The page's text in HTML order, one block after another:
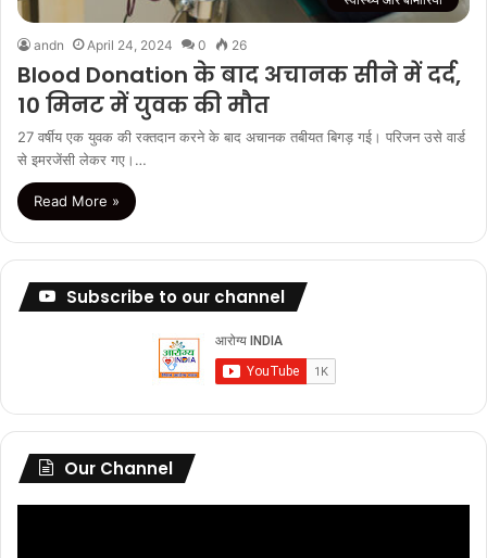
andn April 24, 2024 0 26
Blood Donation के बाद अचानक सीने में दर्द,
10 मिनट में युवक की मौत
27 वर्षीय एक युवक की रक्तदान करने के बाद अचानक तबीयत बिगड़ गई। परिजन उसे वार्ड
से इमरजेंसी लेकर गए।…
Read More »
Subscribe to our channel
Our Channel